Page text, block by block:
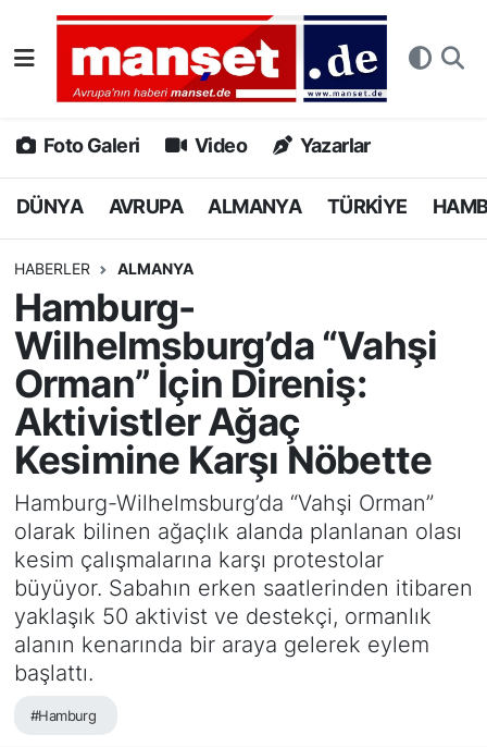
Foto Galeri Video Yazarlar
DÜNYA AVRUPA ALMANYA TÜRKİYE
HABERLER ALMANYA
Hamburg-
Wilhelmsburg’da “Vahşi
Orman” İçin Direniş:
Aktivistler Ağaç
Kesimine Karşı Nöbette
Hamburg-Wilhelmsburg’da “Vahşi Orman”
olarak bilinen ağaçlık alanda planlanan olası
kesim çalışmalarına karşı protestolar
büyüyor. Sabahın erken saatlerinden itibaren
yaklaşık 50 aktivist ve destekçi, ormanlık
alanın kenarında bir araya gelerek eylem
başlattı.
#Hamburg
DÜNYA
AVRUPA
ALMANYA
HAMBURG
SPOR
DEUTSCH
EKONOMİ
SİYASET
SAĞLIK
Nöbetçi Eczaneler
Hava Durumu
Namaz Vakitleri
Puan Durumu ve Fikstür
Tüm Manşetler
Son Dakika Haberleri
Haber Arşivi